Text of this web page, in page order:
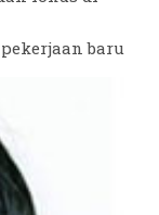
baru